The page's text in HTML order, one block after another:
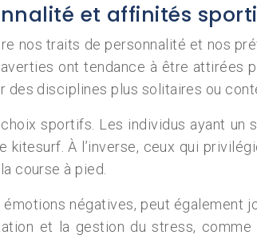
et affinités
nos traits de personnalité et nos
ont tendance à être attirées
disciplines plus solitaires ou
sportifs. Les individus ayant
À l’inverse, ceux qui
course à pied.
négatives, peut également
et la gestion du stress,